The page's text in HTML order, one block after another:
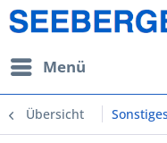
Menü
Übersicht Sonstiges